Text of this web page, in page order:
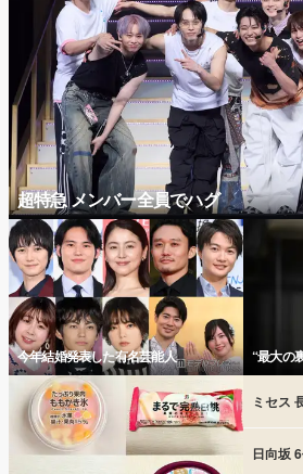
超特急 メンバー全員でハグ
今年結婚発表した有名芸能人 “最大の
ミセス
日向坂